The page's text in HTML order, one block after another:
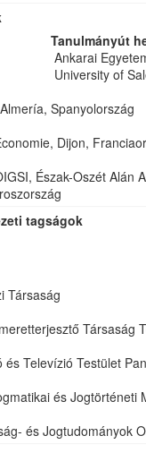
Tanulmányút
Ankarai
University of
Spanyolország
Dijon,
Észak-Oszét Alán
tagságok
Társaság
Társaság
és Televízió Testület
és Jogtörténeti
és Jogtudományok